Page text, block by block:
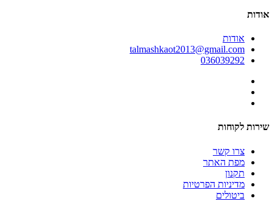
אודות
אודות
talmashkaot2013@gmail.com
036039292
שירות לקוחות
צרו קשר
מפת האתר
תקנון
מדיניות הפרטיות
ביטולים